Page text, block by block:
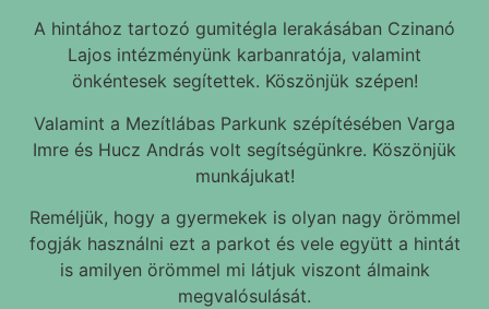
A hintához tartozó gumitégla lerakásában Czinanó
Lajos intézményünk karbanratója, valamint
önkéntesek segítettek. Köszönjük szépen!
Valamint a Mezítlábas Parkunk szépítésében Varga
Imre és Hucz András volt segítségünkre. Köszönjük
munkájukat!
Reméljük, hogy a gyermekek is olyan nagy örömmel
fogják használni ezt a parkot és vele együtt a hintát
is amilyen örömmel mi látjuk viszont álmaink
megvalósulását.